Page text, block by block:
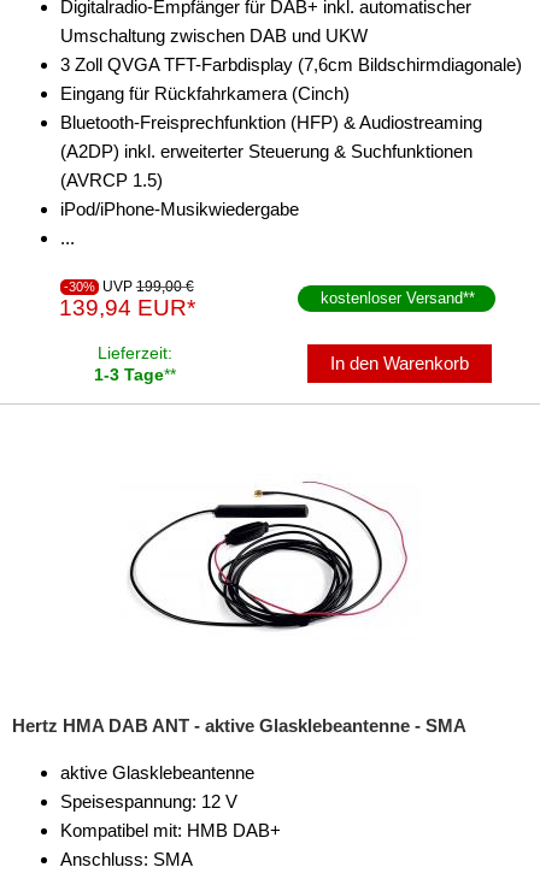
Parkscheiben
Radioadapter
Radioblenden
für Acura
für Alfa Romeo
für BMW
für Buick
für Cadillac
für Eagle
für Fiat
Digitalradio-Empfänger für DAB+ inkl. automatischer
Umschaltung zwischen DAB und UKW
3 Zoll QVGA TFT-Farbdisplay (7,6cm Bildschirmdiagonale)
Eingang für Rückfahrkamera (Cinch)
Bluetooth-Freisprechfunktion (HFP) & Audiostreaming
(A2DP) inkl. erweiterter Steuerung & Suchfunktionen
(AVRCP 1.5)
iPod/iPhone-Musikwiedergabe
...
-30% UVP 199,00 €
139,94 EUR* kostenloser Versand**
Lieferzeit:
1-3 Tage**
In den Warenkorb
Hertz HMA DAB ANT - aktive Glasklebeantenne - SMA
aktive Glasklebeantenne
Speisespannung: 12 V
Kompatibel mit: HMB DAB+
Anschluss: SMA